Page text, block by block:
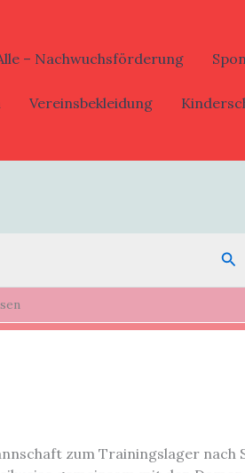
– Nachwuchsförderung
Vereinsbekleidung
zum Trainingslager nach